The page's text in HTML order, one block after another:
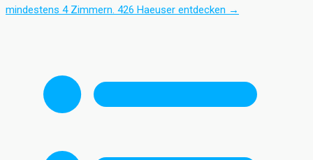
mindestens 4 Zimmern. 426 Haeuser entdecken →